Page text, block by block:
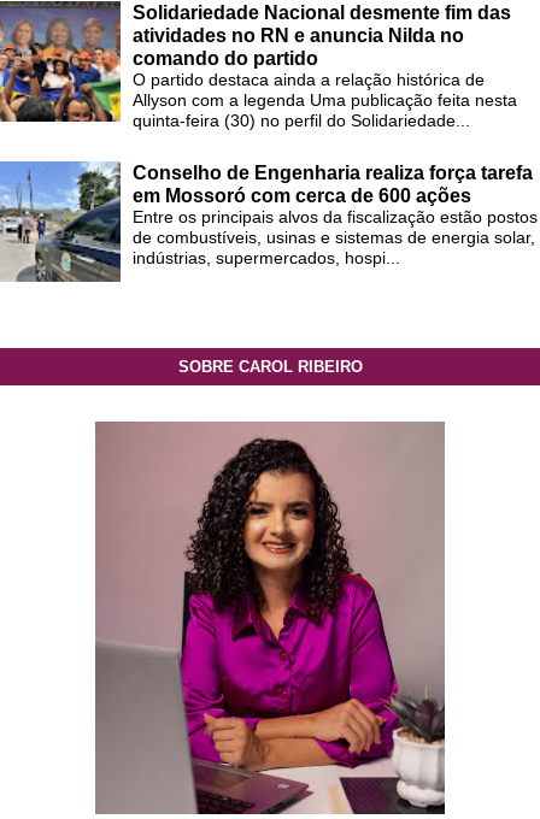
Solidariedade Nacional desmente fim das
atividades no RN e anuncia Nilda no
comando do partido
O partido destaca ainda a relação histórica de
Allyson com a legenda Uma publicação feita nesta
quinta-feira (30) no perfil do Solidariedade...
Conselho de Engenharia realiza força tarefa
em Mossoró com cerca de 600 ações
Entre os principais alvos da fiscalização estão postos
de combustíveis, usinas e sistemas de energia solar,
indústrias, supermercados, hospi...
SOBRE CAROL RIBEIRO